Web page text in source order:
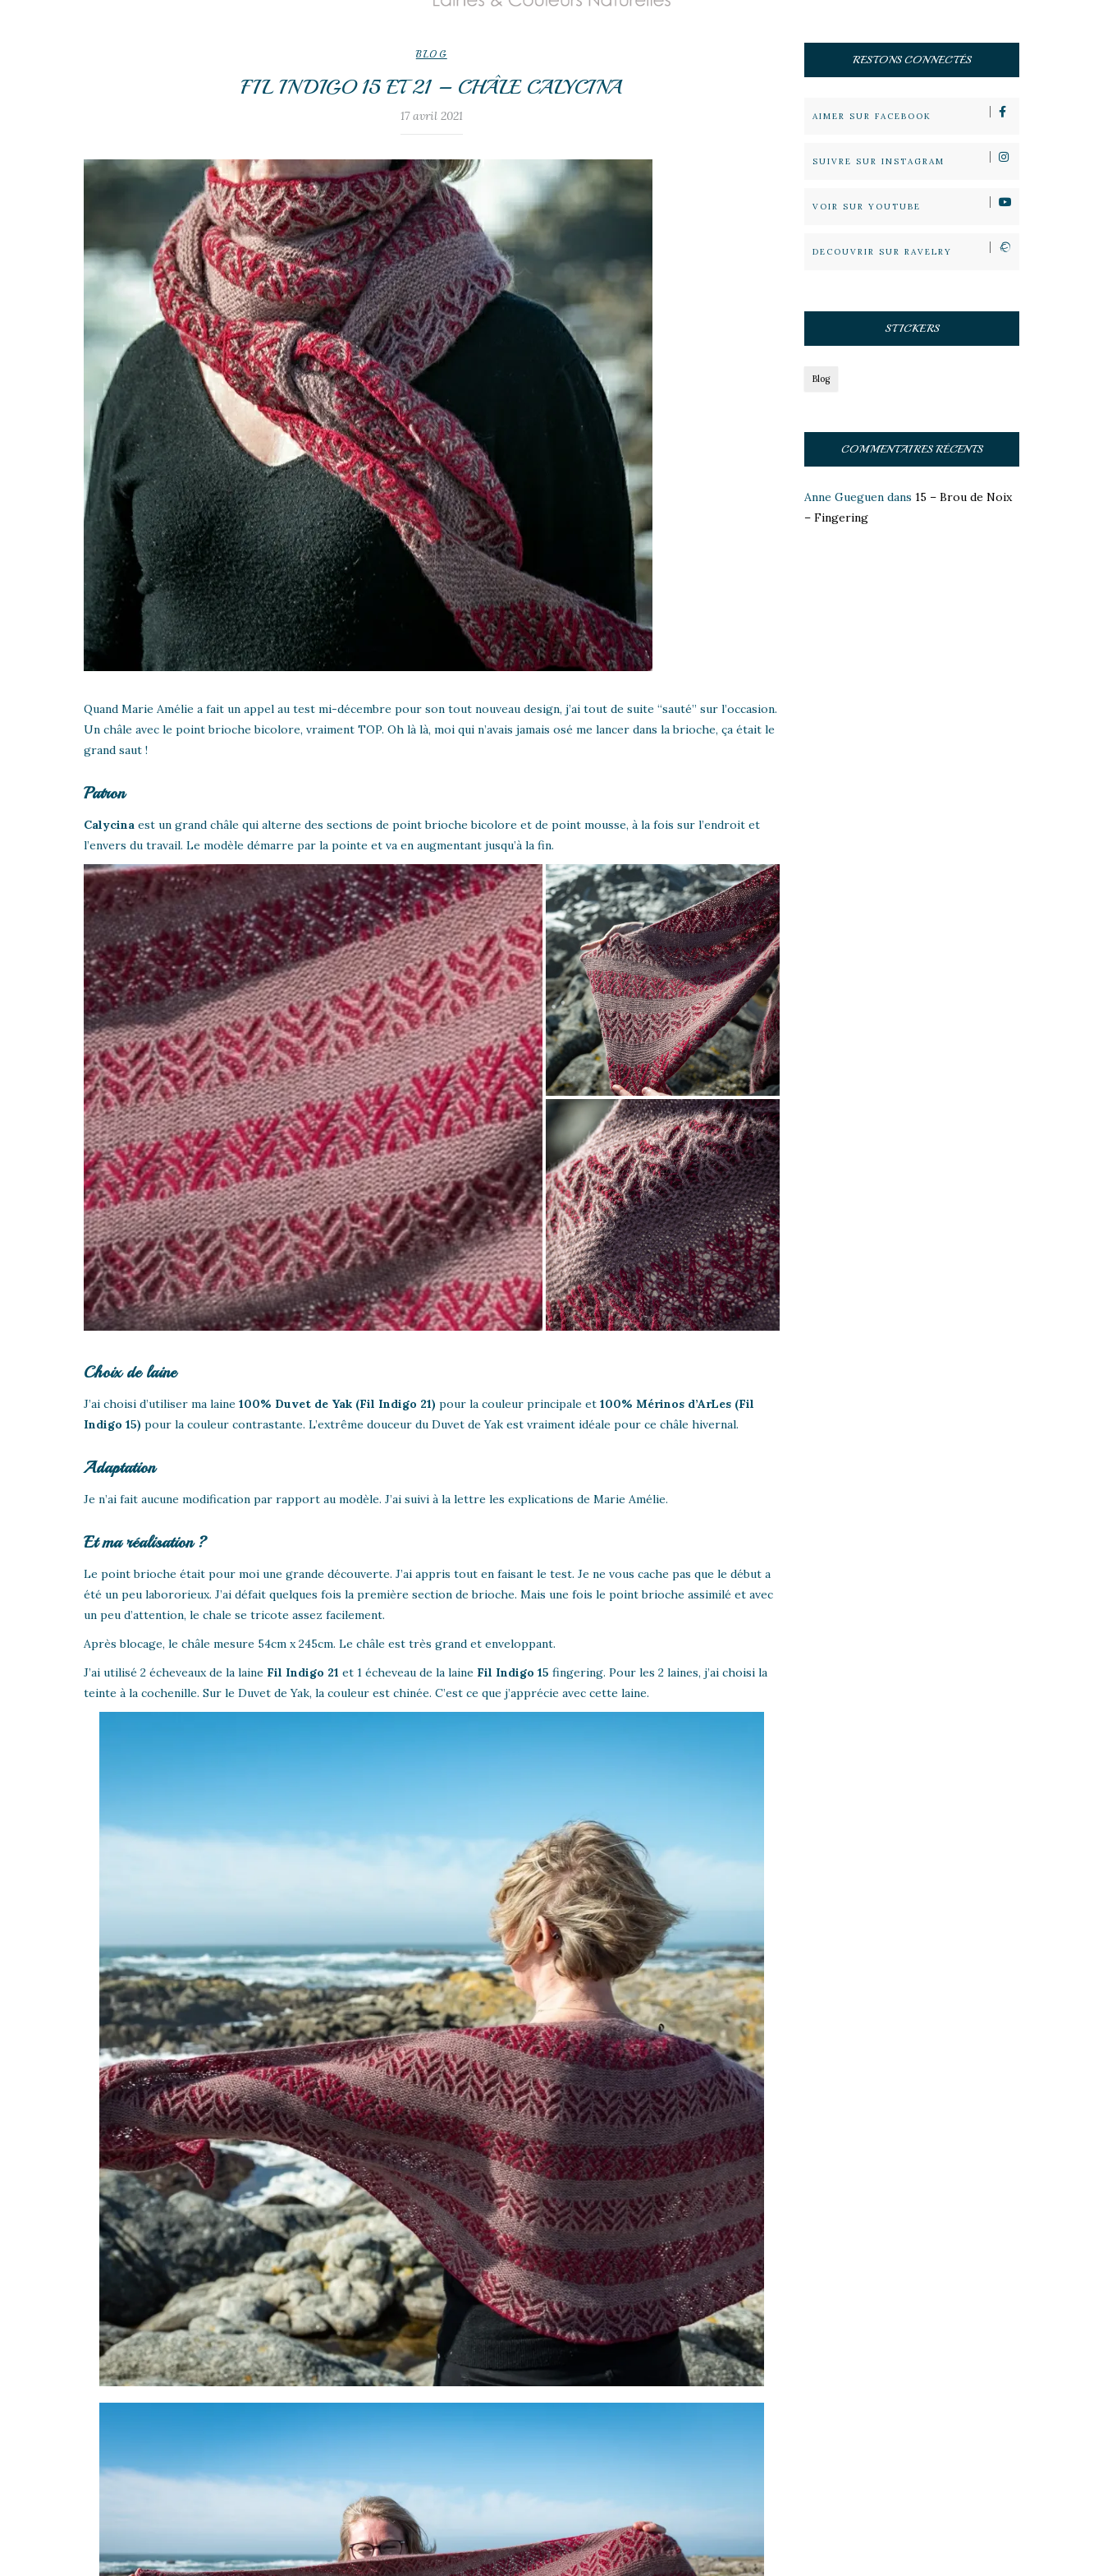
BLOG
FIL INDIGO 15 ET 21 – CHÂLE CALYCINA
17 avril 2021
Quand Marie Amélie a fait un appel au test mi-décembre pour son tout nouveau design, j’ai tout de suite “sauté” sur l’occasion.
Un châle avec le point brioche bicolore, vraiment TOP. Oh là là, moi qui n’avais jamais osé me lancer dans la brioche, ça était le
grand saut !
Patron
Calycina est un grand châle qui alterne des sections de point brioche bicolore et de point mousse, à la fois sur l’endroit et
l’envers du travail. Le modèle démarre par la pointe et va en augmentant jusqu’à la fin.
Choix de laine
J’ai choisi d’utiliser ma laine 100% Duvet de Yak (Fil Indigo 21) pour la couleur principale et 100% Mérinos d’ArLes (Fil
Indigo 15) pour la couleur contrastante. L’extrême douceur du Duvet de Yak est vraiment idéale pour ce châle hivernal.
Adaptation
Je n’ai fait aucune modification par rapport au modèle. J’ai suivi à la lettre les explications de Marie Amélie.
Et ma réalisation ?
Le point brioche était pour moi une grande découverte. J’ai appris tout en faisant le test. Je ne vous cache pas que le début a
été un peu labororieux. J’ai défait quelques fois la première section de brioche. Mais une fois le point brioche assimilé et avec
un peu d’attention, le chale se tricote assez facilement.
Après blocage, le châle mesure 54cm x 245cm. Le châle est très grand et enveloppant.
J’ai utilisé 2 écheveaux de la laine Fil Indigo 21 et 1 écheveau de la laine Fil Indigo 15 fingering. Pour les 2 laines, j’ai choisi la
teinte à la cochenille. Sur le Duvet de Yak, la couleur est chinée. C’est ce que j’apprécie avec cette laine.
RESTONS CONNECTÉS
AIMER SUR FACEBOOK
SUIVRE SUR INSTAGRAM
VOIR SUR YOUTUBE
DECOUVRIR SUR RAVELRY
STICKERS
Blog
COMMENTAIRES RÉCENTS
Anne Gueguendans 15 – Brou de Noix
– Fingering